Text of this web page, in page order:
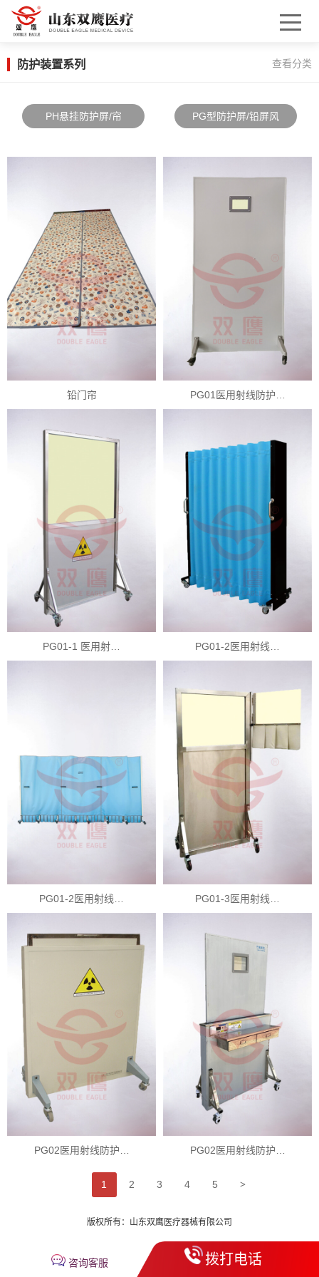
防护装置系列 查看分类
PH悬挂防护屏/帘 PG型防护屏/铅屏风
铅门帘 PG01医用射线防护…
PG01-1 医用射… PG01-2医用射线…
PG01-2医用射线… PG01-3医用射线…
PG02医用射线防护… PG02医用射线防护…
1 2 3 4 5 >
版权所有：山东双鹰医疗器械有限公司
咨询客服 拨打电话
扫描微信二维码 X